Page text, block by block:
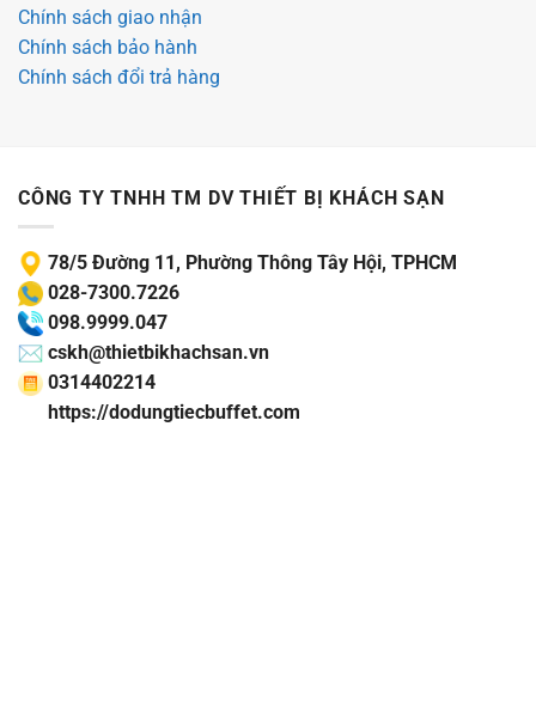
Chính sách giao nhận
Chính sách bảo hành
Chính sách đổi trả hàng
CÔNG TY TNHH TM DV THIẾT BỊ KHÁCH SẠN
78/5 Đường 11, Phường Thông Tây Hội, TPHCM
028-7300.7226
098.9999.047
cskh@thietbikhachsan.vn
0314402214
https://dodungtiecbuffet.com